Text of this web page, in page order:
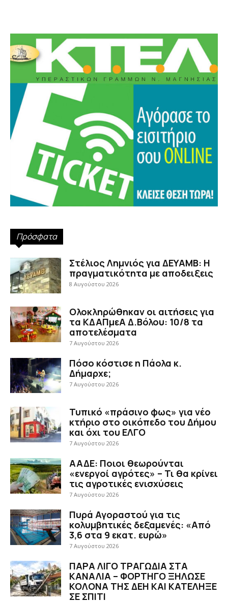
Πρόσφατα
Στέλιος Λημνιός για ΔΕΥΑΜΒ: Η
πραγματικότητα με αποδειξεις
8 Αυγούστου 2026
Ολοκληρώθηκαν οι αιτήσεις για
τα ΚΔΑΠμεΑ Δ.Βόλου: 10/8 τα
αποτελέσματα
7 Αυγούστου 2026
Πόσο κόστισε η Πάολα κ.
Δήμαρχε;
7 Αυγούστου 2026
Τυπικό «πράσινο φως» για νέο
κτήριο στο οικόπεδο του Δήμου
και όχι του ΕΛΓΟ
7 Αυγούστου 2026
ΑΑΔΕ: Ποιοι θεωρούνται
«ενεργοί αγρότες» – Τι θα κρίνει
τις αγροτικές ενισχύσεις
7 Αυγούστου 2026
Πυρά Αγοραστού για τις
κολυμβητικές δεξαμενές: «Από
3,6 στα 9 εκατ. ευρώ»
7 Αυγούστου 2026
ΠΑΡΑ ΛΙΓΟ ΤΡΑΓΩΔΙΑ ΣΤΑ
ΚΑΝΑΛΙΑ – ΦΟΡΤΗΓΟ ΞΗΛΩΣΕ
ΚΟΛΟΝΑ ΤΗΣ ΔΕΗ ΚΑΙ ΚΑΤΕΛΗΞΕ
ΣΕ ΣΠΙΤΙ